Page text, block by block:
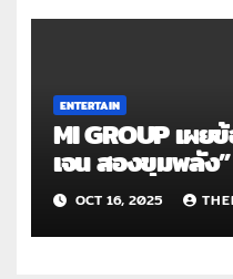
ENTERTAIN
MI GROUP เผ
เจน สองขุมพลัง”
Z และ Gen
จ่ายหลักขับเคลื่อ
ตลาดต้องโฟกัส
OCT 16, 2025